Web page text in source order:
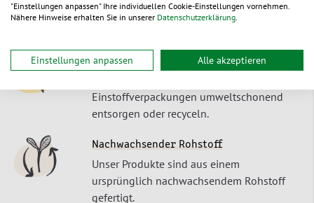
Werktagen ab Lager – oder zu Ihrem
Recyclebar
Einstoffverpackungen umweltschonend
entsorgen oder recyceln.
Nachwachsender Rohstoff
Unser Produkte sind aus einem
ursprünglich nachwachsendem Rohstoff
gefertigt.
"Einstellungen anpassen" Ihre individuellen Cookie-Einstellungen vornehmen.
Nähere Hinweise erhalten Sie in unserer Datenschutzerklärung.
Einstellungen anpassen Alle akzeptieren